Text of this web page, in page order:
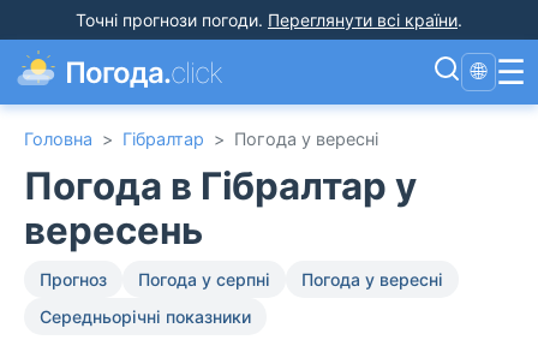
Точні прогнози погоди. Переглянути всі країни.
Погода.click 🌐 ☰
Головна > Гібралтар > Погода у вересні
Погода в Гібралтар у
вересень
Прогноз Погода у серпні
Погода у вересні
Середньорічні показники